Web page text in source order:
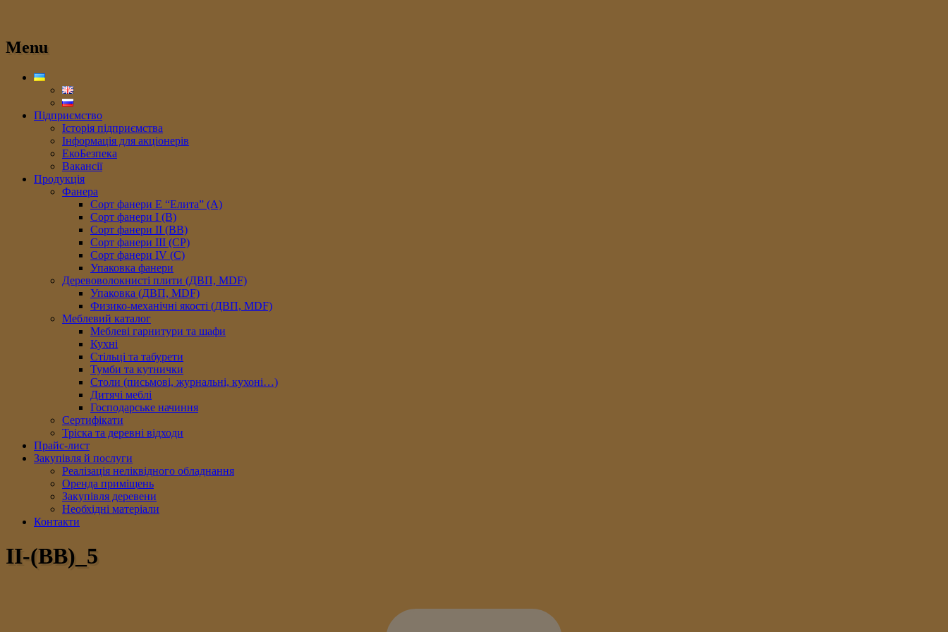
Menu
Підприємство
Історія підприємства
Інформація для акціонерів
ЕкоБезпека
Вакансії
Продукція
Фанера
Сорт фанери E “Елита” (A)
Сорт фанери I (В)
Сорт фанери II (ВB)
Сорт фанери III (CP)
Сорт фанери IV (C)
Упаковка фанери
Деревоволокнисті плити (ДВП, MDF)
Упаковка (ДВП, MDF)
Физико-механічні якості (ДВП, MDF)
Меблевий каталог
Меблеві гарнитури та шафи
Кухні
Стільці та табурети
Тумби та кутнички
Столи (письмові, журнальні, кухоні…)
Дитячі меблі
Господарське начиння
Сертифікати
Тріска та деревні відходи
Прайс-лист
Закупівля й послуги
Реалізація неліквідного обладнання
Оренда приміщень
Закупівля деревени
Необхідні матеріали
Контакти
II-(ВB)_5